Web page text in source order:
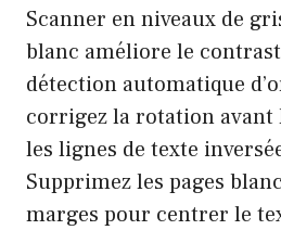
Scanner en niveaux de
blanc améliore le
détection automatique
corrigez la rotation avant
les lignes de texte
Supprimez les pages
marges pour centrer le